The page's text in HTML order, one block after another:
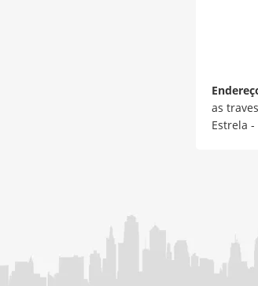
as
Estrela -